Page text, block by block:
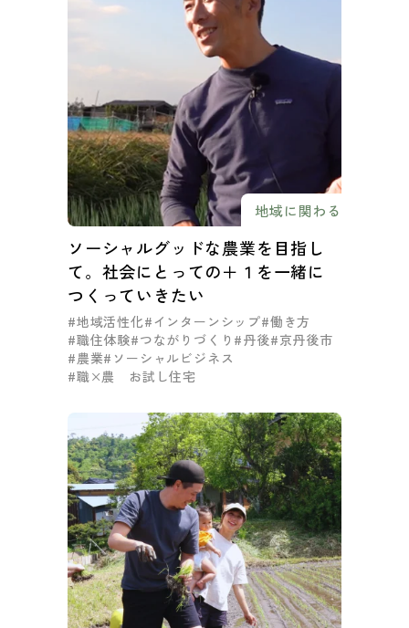
地域に関わる
ソーシャルグッドな農業を目指し
て。社会にとっての＋１を一緒に
つくっていきたい
#地域活性化#インターンシップ#働き方
#職住体験#つながりづくり #丹後#京丹後市
#農業#ソーシャルビジネス
#職×農 お試し住宅